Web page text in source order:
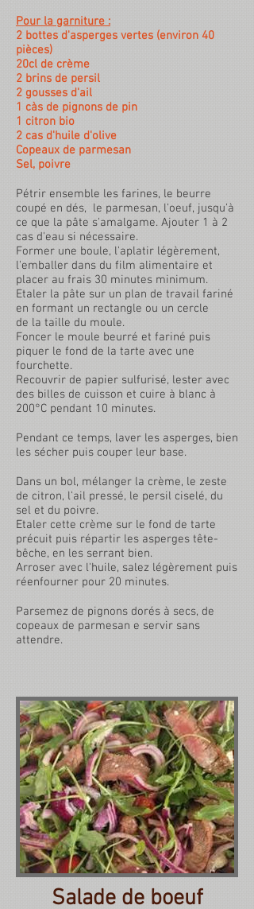
Pour la garniture :
2 bottes d'asperges vertes (environ 40
pièces)
20cl de crème
2 brins de persil
2 gousses d'ail
1 càs de pignons de pin
1 citron bio
2 cas d'huile d'olive
Copeaux de parmesan
Sel, poivre
Pétrir ensemble les farines, le beurre
coupé en dés, le parmesan, l'oeuf, jusqu'à
ce que la pâte s'amalgame. Ajouter 1 à 2
cas d'eau si nécessaire.
Former une boule, l'aplatir légèrement,
l'emballer dans du film alimentaire et
placer au frais 30 minutes minimum.
Etaler la pâte sur un plan de travail fariné
en formant un rectangle ou un cercle
de la taille du moule.
Foncer le moule beurré et fariné puis
piquer le fond de la tarte avec une
fourchette.
Recouvrir de papier sulfurisé, lester avec
des billes de cuisson et cuire à blanc à
200°C pendant 10 minutes.
Pendant ce temps, laver les asperges, bien
les sécher puis couper leur base.
Dans un bol, mélanger la crème, le zeste
de citron, l'ail pressé, le persil ciselé, du
sel et du poivre.
Etaler cette crème sur le fond de tarte
précuit puis répartir les asperges tête-
bêche, en les serrant bien.
Arroser avec l'huile, salez légèrement puis
réenfourner pour 20 minutes.
Parsemez de pignons dorés à secs, de
copeaux de parmesan e servir sans
attendre.
Salade de boeuf